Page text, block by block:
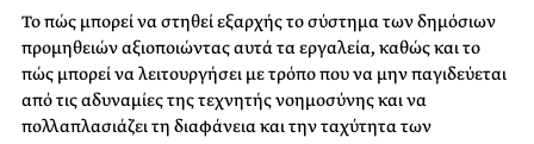
Το πώς μπορεί να στηθεί εξαρχής το σύστημα των δημόσιων
προμηθειών αξιοποιώντας αυτά τα εργαλεία, καθώς και το
πώς μπορεί να λειτουργήσει με τρόπο που να μην παγιδεύεται
από τις αδυναμίες της τεχνητής νοημοσύνης και να
πολλαπλασιάζει τη διαφάνεια και την ταχύτητα των